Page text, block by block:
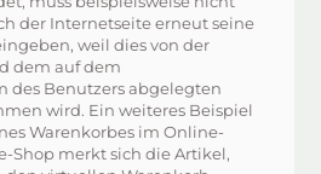
der Internetseite erneut seine
weil dies von der
dem auf dem
des Benutzers abgelegten
wird. Ein weiteres Beispiel
Warenkorbes im Online-
Shop merkt sich die Artikel,